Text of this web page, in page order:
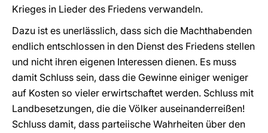
Krieges in Lieder des Friedens verwandeln.
Dazu ist es unerlässlich, dass sich die Machthabenden
endlich entschlossen in den Dienst des Friedens stellen
und nicht ihren eigenen Interessen dienen. Es muss
damit Schluss sein, dass die Gewinne einiger weniger
auf Kosten so vieler erwirtschaftet werden. Schluss mit
Landbesetzungen, die die Völker auseinanderreißen!
Schluss damit, dass parteiische Wahrheiten über den